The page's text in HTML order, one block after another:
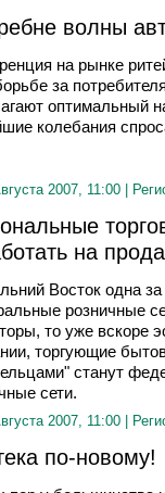
волны
на рынке
за
оптимальный
колебания
2007, 11:00 |
на
Восток одна
розничные
то уже вскоре
торгующие
станут
сети.
2007, 11:00 |
по-новому!